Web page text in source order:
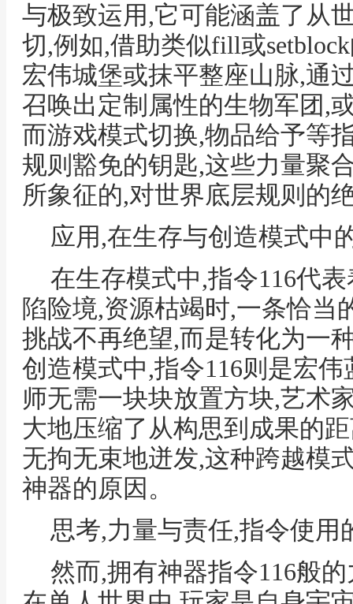
与极致运用,它可能涵盖了从
切,例如,借助类似fill或
宏伟城堡或抹平整座山脉,通
召唤出定制属性的生物军团,
而游戏模式切换,物品给予等
规则豁免的钥匙,这些力量聚
所象征的,对世界底层规则的
应用,在生存与创造模式中
在生存模式中,指令116代
陷险境,资源枯竭时,一条恰当
挑战不再绝望,而是转化为一
创造模式中,指令116则是宏
师无需一块块放置方块,艺术
大地压缩了从构思到成果的
无拘无束地迸发,这种跨越模
神器的原因。
思考,力量与责任,指令使用
然而,拥有神器指令116般